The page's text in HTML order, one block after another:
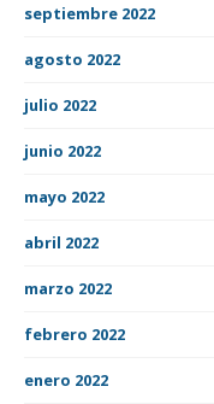
septiembre 2022
agosto 2022
julio 2022
junio 2022
mayo 2022
abril 2022
marzo 2022
febrero 2022
enero 2022